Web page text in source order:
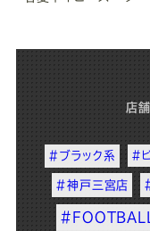
店
#ブラック系 #
#神戸三宮店
#FOOTBALL